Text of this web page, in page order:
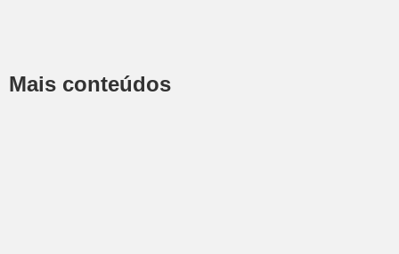
Mais conteúdos